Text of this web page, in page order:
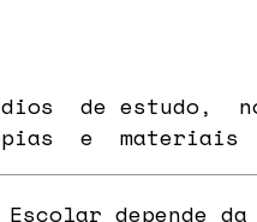
de estudo,
e materiais
depende da